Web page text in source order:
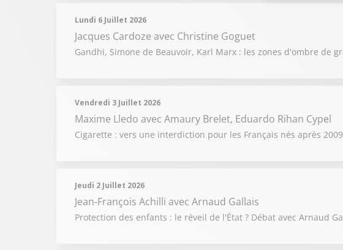
Lundi 6 Juillet 2026
Jacques Cardoze avec Christine Goguet
Gandhi, Simone de Beauvoir, Karl Marx : les zones d'ombre de
Vendredi 3 Juillet 2026
Maxime Lledo avec Amaury Brelet, Eduardo Rihan Cypel
Cigarette : vers une interdiction pour les Français nés après
Jeudi 2 Juillet 2026
Jean-François Achilli avec Arnaud Gallais
Protection des enfants : le réveil de l'État ? Débat avec Arnaud